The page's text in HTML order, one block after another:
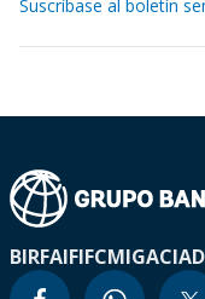
Suscríbase al boletín
BIRFAIFIFCMIGA